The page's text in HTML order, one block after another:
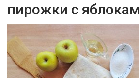
пирожки с